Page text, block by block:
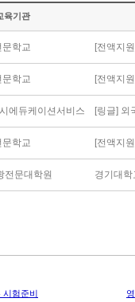
육기관
학교 [전액지
학교 [전액지
에듀케이션서비스 [링글] 외
학교 [전액지
전문대학원 경기대
시험준비